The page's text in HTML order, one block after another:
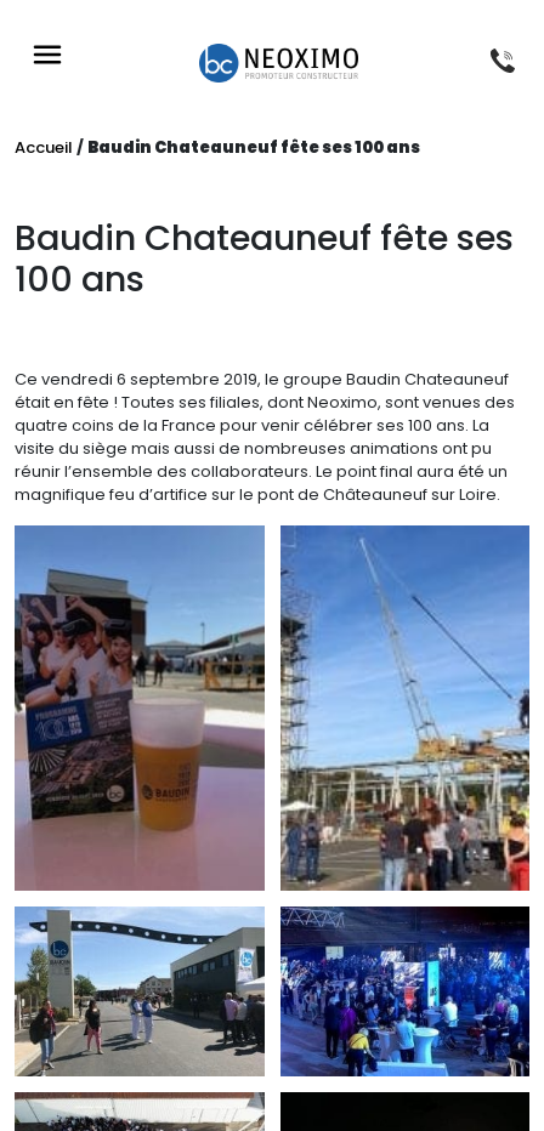
Accueil / Baudin Chateauneuf fête ses 100 ans
Baudin Chateauneuf fête ses
100 ans
Ce vendredi 6 septembre 2019, le groupe Baudin Chateauneuf
était en fête ! Toutes ses filiales, dont Neoximo, sont venues des
quatre coins de la France pour venir célébrer ses 100 ans. La
visite du siège mais aussi de nombreuses animations ont pu
réunir l’ensemble des collaborateurs. Le point final aura été un
magnifique feu d’artifice sur le pont de Châteauneuf sur Loire.